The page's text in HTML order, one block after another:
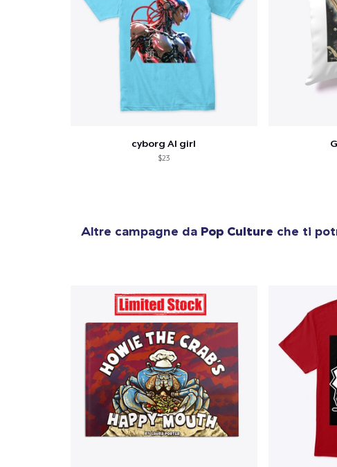
cyborg AI girl
$23
Altre campagne da Pop Culture che ti